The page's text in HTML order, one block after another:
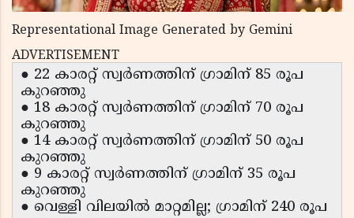
Representational Image Generated by Gemini
ADVERTISEMENT
● 22 കാരറ്റ് സ്വർണത്തിന് ഗ്രാമിന് 85 രൂപ
കുറഞ്ഞു
● 18 കാരറ്റ് സ്വർണത്തിന് ഗ്രാമിന് 70 രൂപ
കുറഞ്ഞു
● 14 കാരറ്റ് സ്വർണത്തിന് ഗ്രാമിന് 50 രൂപ
കുറഞ്ഞു
● 9 കാരറ്റ് സ്വർണത്തിന് ഗ്രാമിന് 35 രൂപ
കുറഞ്ഞു
● വെള്ളി വിലയിൽ മാറ്റമില്ല; ഗ്രാമിന് 240 രൂപ